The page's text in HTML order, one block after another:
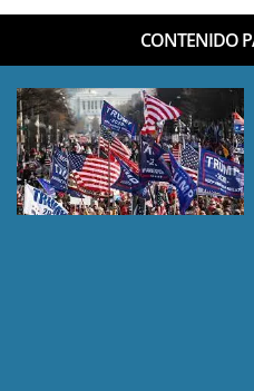
CONTENIDO